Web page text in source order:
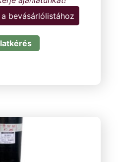
bevásárlólistához